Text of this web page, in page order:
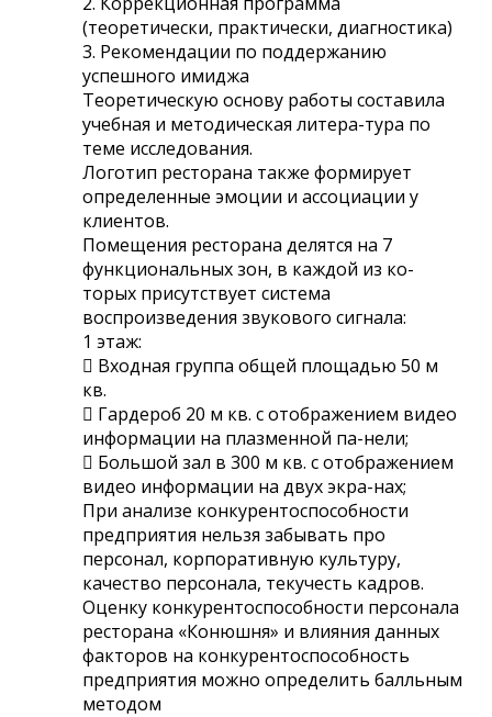
(теоретически, практически, диагностика)
3. Рекомендации по поддержанию
успешного имиджа
Теоретическую основу работы составила
учебная и методическая литера-тура по
теме исследования.
Логотип ресторана также формирует
определенные эмоции и ассоциации у
клиентов.
Помещения ресторана делятся на 7
функциональных зон, в каждой из ко-
торых присутствует система
воспроизведения звукового сигнала:
1 этаж:
 Входная группа общей площадью 50 м
кв.
 Гардероб 20 м кв. с отображением видео
информации на плазменной па-нели;
 Большой зал в 300 м кв. с отображением
видео информации на двух экра-нах;
При анализе конкурентоспособности
предприятия нельзя забывать про
персонал, корпоративную культуру,
качество персонала, текучесть кадров.
Оценку конкурентоспособности персонала
ресторана «Конюшня» и влияния данных
факторов на конкурентоспособность
предприятия можно определить балльным
методом